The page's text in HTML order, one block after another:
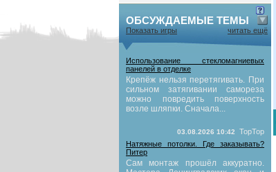
ОБСУЖДАЕМЫЕ ТЕМЫ
Показать игры читать ещё
Использование стекломагниевых
панелей в отделке
Крепёж нельзя перетягивать. При
сильном затягивании самореза
можно повредить поверхность
возле шляпки. Сначала...
03.08.2026 10:42
TopTop
Натяжные потолки. Где заказывать?
Питер
Сам монтаж прошёл аккуратно.